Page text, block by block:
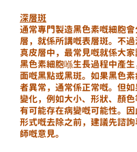
深層斑
通常專門製造黑色素嘅細胞
層，就係所講嘅表層斑。不
真皮層中，最常見嘅就係大
黑色素細胞喺生長過程中產
面嘅黑點或黑斑。如果黑色
者異常，通常係正常嘅。但
變化，例如大小、形狀、顏
有可能存在病變嘅可能性。
形式嘅去除之前，建議先諮
師嘅意見。